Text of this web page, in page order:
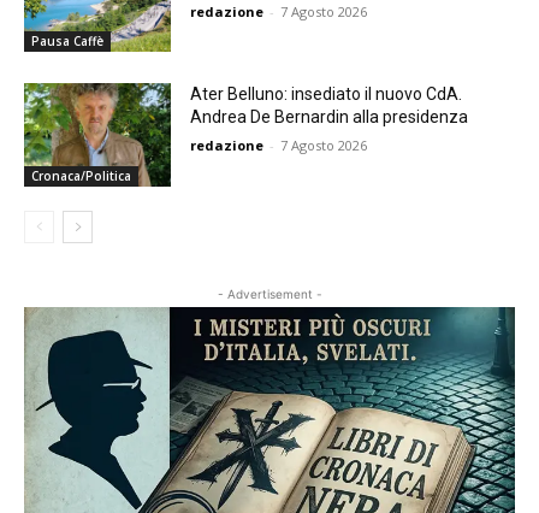
Pausa Caffè
redazione - 7 Agosto 2026
Cronaca/Politica
Ater Belluno: insediato il nuovo CdA.
Andrea De Bernardin alla presidenza
redazione - 7 Agosto 2026
- Advertisement -